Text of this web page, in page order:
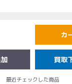
カ
買取
最近チェックした商品